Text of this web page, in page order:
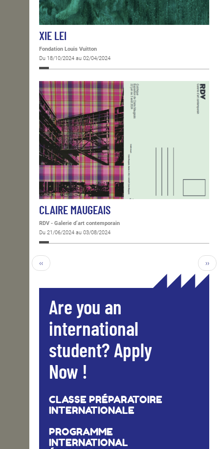
XIE LEI
Fondation Louis Vuitton
Du 18/10/2024 au 02/04/2024
CLAIRE MAUGEAIS
RDV - Galerie d’art contemporain
Du 21/06/2024 au 03/08/2024
‹‹ ››
Are you an
international
student? Apply
Now !
CLASSE PRÉPARATOIRE
INTERNATIONALE
PROGRAMME
INTERNATIONAL